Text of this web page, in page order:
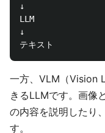
↓
LLM
↓
一方、VLM（Vision
きるLLMです。画像
の内容を説明したり
す。